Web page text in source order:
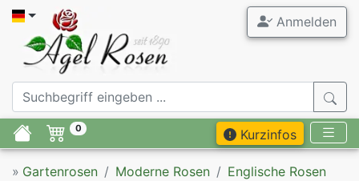
Anmelden
0 Kurzinfos
» Gartenrosen Moderne Rosen Englische Rosen